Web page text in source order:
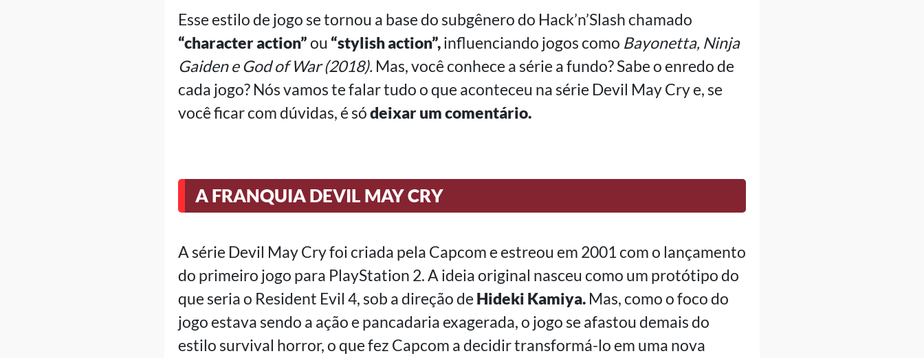
Esse estilo de jogo se tornou a base do subgênero do Hack’n’Slash chamado
“character action”ou “stylish action”,influenciando jogos como Bayonetta, Ninja
Gaiden e God of War (2018).Mas, você conhece a série a fundo? Sabe o enredo de
cada jogo? Nós vamos te falar tudo o que aconteceu na série Devil May Cry e, se
você ficar com dúvidas, é sódeixar um comentário.
A FRANQUIA DEVIL MAY CRY
A série Devil May Cry foi criada pela Capcom e estreou em 2001 com o lançamento
do primeiro jogo para PlayStation 2. A ideia original nasceu como um protótipo do
que seria o Resident Evil 4, sob a direção de Hideki Kamiya.Mas, como o foco do
jogo estava sendo a ação e pancadaria exagerada, o jogo se afastou demais do
estilo survival horror, o que fez Capcom a decidir transformá-lo em uma nova